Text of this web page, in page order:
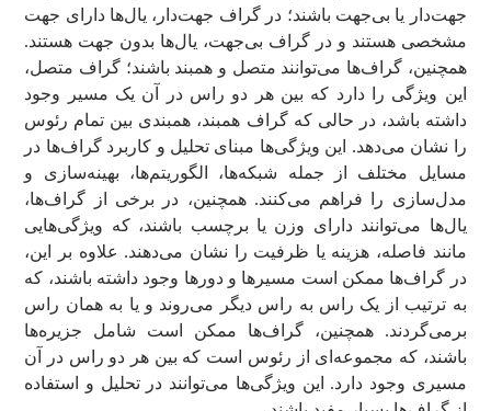
جهت‌دار یا بی‌جهت باشند؛ در گراف جهت‌دار، یال‌ها دارای جهت
مشخصی هستند و در گراف بی‌جهت، یال‌ها بدون جهت هستند.
همچنین، گراف‌ها می‌توانند متصل و همبند باشند؛ گراف متصل،
این ویژگی را دارد که بین هر دو راس در آن یک مسیر وجود
داشته باشد، در حالی که گراف همبند، همبندی بین تمام رئوس
را نشان می‌دهد. این ویژگی‌ها مبنای تحلیل و کاربرد گراف‌ها در
مسایل مختلف از جمله شبکه‌ها، الگوریتم‌ها، بهینه‌سازی و
مدل‌سازی را فراهم می‌کنند. همچنین، در برخی از گراف‌ها،
یال‌ها می‌توانند دارای وزن یا برچسب باشند، که ویژگی‌هایی
مانند فاصله، هزینه یا ظرفیت را نشان می‌دهند. علاوه بر این،
در گراف‌ها ممکن است مسیرها و دورها وجود داشته باشند، که
به ترتیب از یک راس به راس دیگر می‌روند و یا به همان راس
برمی‌گردند. همچنین، گراف‌ها ممکن است شامل جزیره‌ها
باشند، که مجموعه‌ای از رئوس است که بین هر دو راس در آن
مسیری وجود دارد. این ویژگی‌ها می‌توانند در تحلیل و استفاده